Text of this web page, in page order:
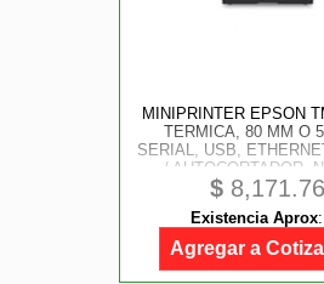
MINIPRINTER EPSON
TERMICA, 80 MM O
SERIAL, USB,
/ AUTOCORTADOR,
$8,171.76
Existencia Aprox:
Agregar a